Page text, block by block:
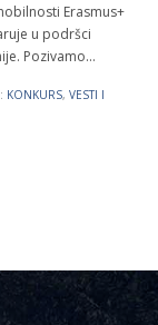
Erasmus+
u podršci
Pozivamo…
KONKURS, VESTI I